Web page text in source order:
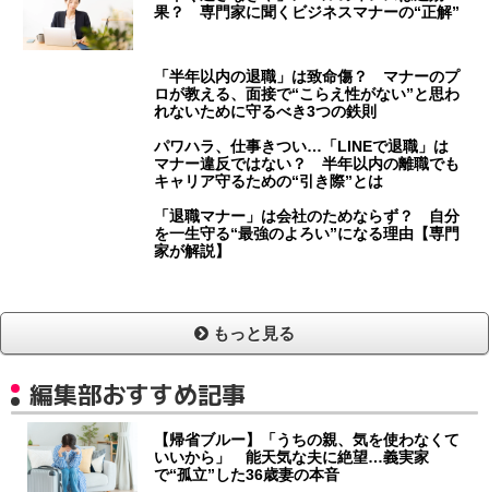
果？ 専門家に聞くビジネスマナーの“正解”
「半年以内の退職」は致命傷？ マナーのプ
ロが教える、面接で“こらえ性がない”と思わ
れないために守るべき3つの鉄則
パワハラ、仕事きつい…「LINEで退職」は
マナー違反ではない？ 半年以内の離職でも
キャリア守るための“引き際”とは
「退職マナー」は会社のためならず？ 自分
を一生守る“最強のよろい”になる理由【専門
家が解説】
もっと見る
編集部おすすめ記事
【帰省ブルー】「うちの親、気を使わなくて
いいから」 能天気な夫に絶望…義実家
で“孤立”した36歳妻の本音